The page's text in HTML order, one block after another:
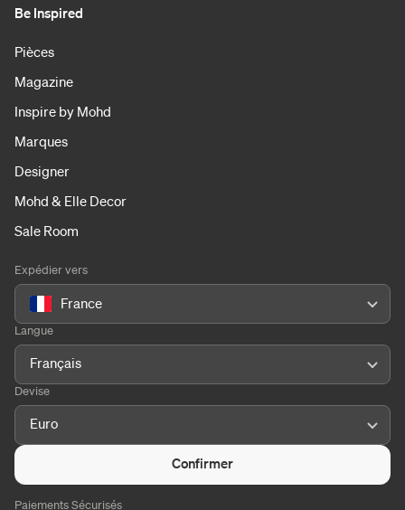
Be Inspired
Pièces
Magazine
Inspire by Mohd
Marques
Designer
Mohd & Elle Decor
Sale Room
Expédier vers
France
Langue
Français
Devise
Euro
Confirmer
Paiements Sécurisés